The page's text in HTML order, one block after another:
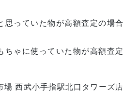
思っていた物が高額査定の場合
ちゃに使っていた物が高額査定
場 西武小手指駅北口タワーズ店